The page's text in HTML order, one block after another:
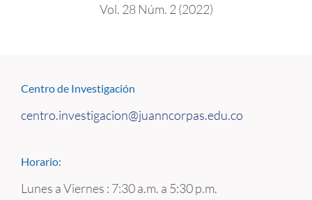
Vol. 28 Núm. 2 (2022)
Centro de Investigación
centro.investigacion@juanncorpas.edu.co
Horario:
Lunes a Viernes : 7:30 a.m. a 5:30 p.m.